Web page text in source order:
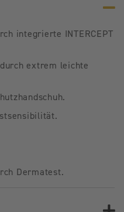
integrierte INTERCEPT
extrem leichte
Dermatest.